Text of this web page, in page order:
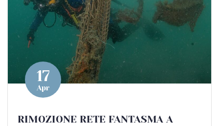
17
Apr
RIMOZIONE RETE FANTASMA A